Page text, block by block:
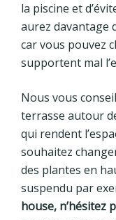
la piscine et
aurez davantage
car vous pouvez
supportent mal
Nous vous
terrasse autour
qui rendent
souhaitez
des plantes en
suspendu par
house, n’hésitez